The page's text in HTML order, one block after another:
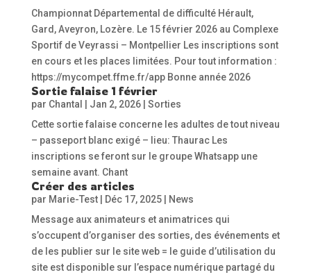
Championnat Départemental de difficulté Hérault,
Gard, Aveyron, Lozère. Le 15 février 2026 au Complexe
Sportif de Veyrassi – Montpellier Les inscriptions sont
en cours et les places limitées. Pour tout information :
https://mycompet.ffme.fr/app Bonne année 2026
Sortie falaise 1 février
par Chantal Jan 2, 2026| Sorties
Cette sortie falaise concerne les adultes de tout niveau
– passeport blanc exigé – lieu: Thaurac Les
inscriptions se feront sur le groupe Whatsapp une
semaine avant. Chant
Créer des articles
par Marie-Test| Déc 17, 2025|
News
Message aux animateurs et animatrices qui
s’occupent d’organiser des sorties, des événements et
de les publier sur le site web = le guide d’utilisation du
site est disponible sur l’espace numérique partagé du